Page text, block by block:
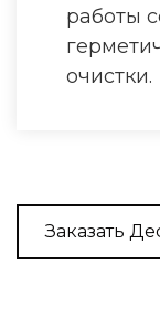
работы
очистки.
Заказать